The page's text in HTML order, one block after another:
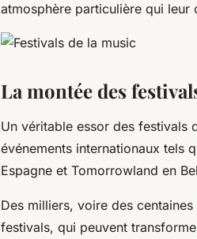
atmosphère particulière qui
La montée des
Un véritable essor des festivals
événements internationaux tels
Espagne et Tomorrowland en
Des milliers, voire des
festivals, qui peuvent